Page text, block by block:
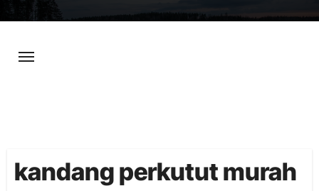
content
kandang perkutut murah